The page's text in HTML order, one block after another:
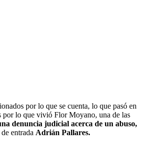
por lo que se cuenta, lo que pasó en
por lo que vivió Flor Moyano, una de las
denuncia judicial acerca de un abuso,
entrada Adrián Pallares.